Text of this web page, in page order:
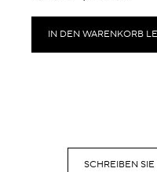
IN DEN WARENKORB
SCHREIBEN